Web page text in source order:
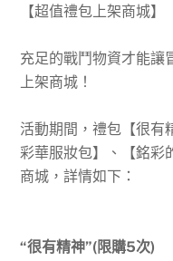
【超值禮包上架商城】
充足的戰鬥物資才能讓
上架商城！
活動期間，禮包【很有
彩華服妝包】、【銘彩
商城，詳情如下：
“很有精神”(限購5次)